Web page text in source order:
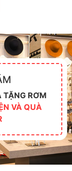
TẶNG RƠM
VÀ QUÀ